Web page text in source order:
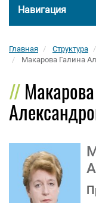
Навигация
Главная Структура
Макарова Галина